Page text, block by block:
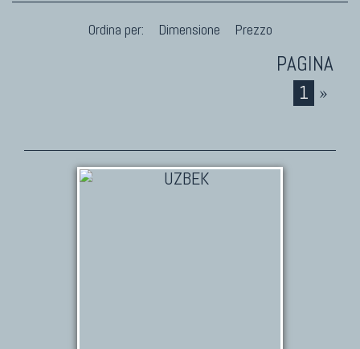
Fabio Morandi
Tappeti Persiani Antichi
Tappeti Persiani Vecchi
Ordina per: Dimensione Prezzo
1 »